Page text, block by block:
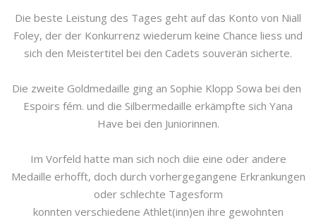
Die beste Leistung des Tages geht auf das Konto von Niall
Foley, der der Konkurrenz wiederum keine Chance liess und
sich den Meistertitel bei den Cadets souverän sicherte.
Die zweite Goldmedaille ging an Sophie Klopp Sowa bei den
Espoirs fém. und die Silbermedaille erkämpfte sich Yana
Have bei den Juniorinnen.
Im Vorfeld hatte man sich noch diie eine oder andere
Medaille erhofft, doch durch vorhergegangene Erkrankungen
oder schlechte Tagesform
konnten verschiedene Athlet(inn)en ihre gewohnten